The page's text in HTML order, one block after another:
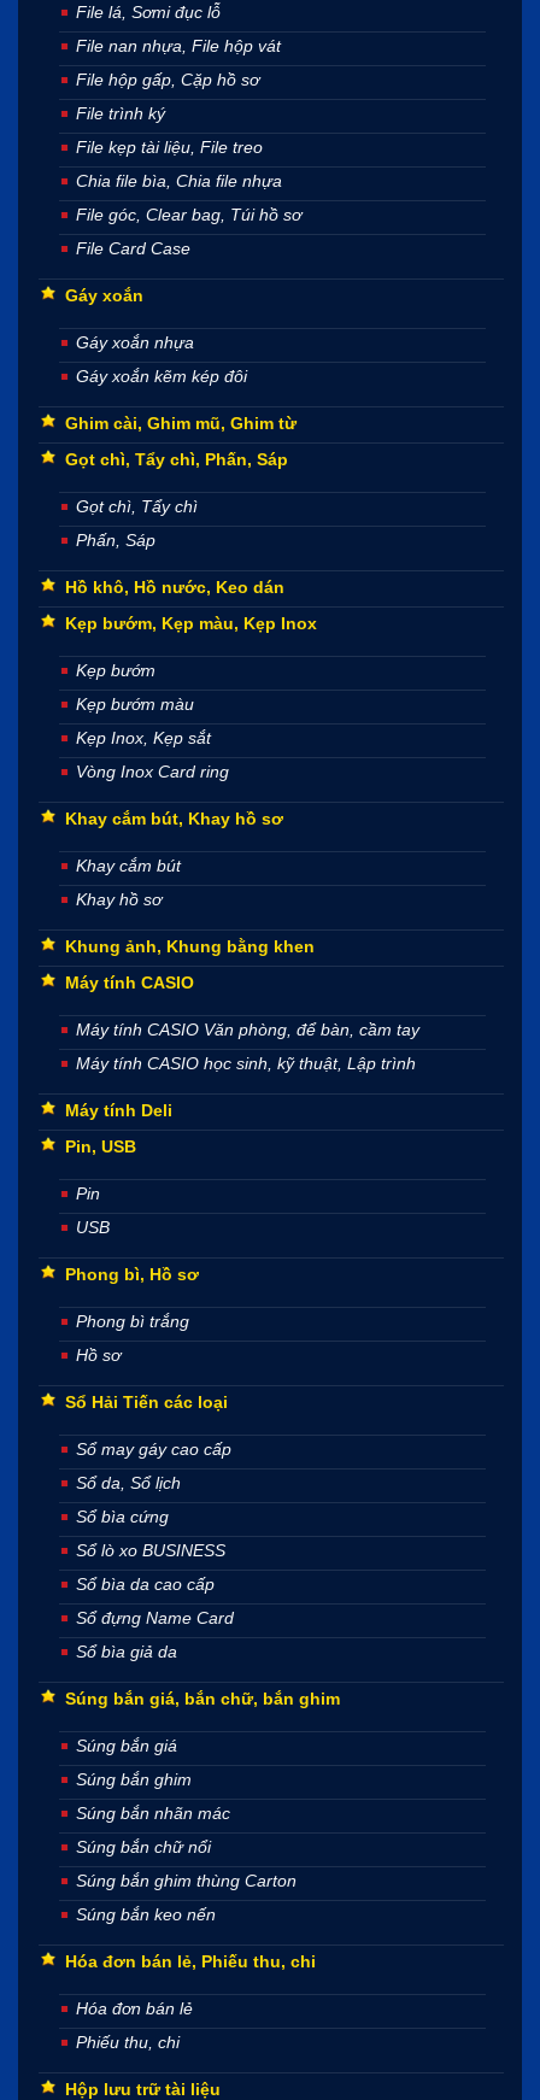
File lá, Sơmi đục lỗ
File nan nhựa, File hộp vát
File hộp gấp, Cặp hồ sơ
File trình ký
File kẹp tài liệu, File treo
Chia file bìa, Chia file nhựa
File góc, Clear bag, Túi hồ sơ
File Card Case
Gáy xoắn
Gáy xoắn nhựa
Gáy xoắn kẽm kép đôi
Ghim cài, Ghim mũ, Ghim từ
Gọt chì, Tẩy chì, Phấn, Sáp
Gọt chì, Tẩy chì
Phấn, Sáp
Hồ khô, Hồ nước, Keo dán
Kẹp bướm, Kẹp màu, Kẹp Inox
Kẹp bướm
Kẹp bướm màu
Kẹp Inox, Kẹp sắt
Vòng Inox Card ring
Khay cắm bút, Khay hồ sơ
Khay cắm bút
Khay hồ sơ
Khung ảnh, Khung bằng khen
Máy tính CASIO
Máy tính CASIO Văn phòng, để bàn, cầm tay
Máy tính CASIO học sinh, kỹ thuật, Lập trình
Máy tính Deli
Pin, USB
Pin
USB
Phong bì, Hồ sơ
Phong bì trắng
Hồ sơ
Sổ Hải Tiến các loại
Sổ may gáy cao cấp
Sổ da, Sổ lịch
Sổ bìa cứng
Sổ lò xo BUSINESS
Sổ bìa da cao cấp
Sổ đựng Name Card
Sổ bìa giả da
Súng bắn giá, bắn chữ, bắn ghim
Súng bắn giá
Súng bắn ghim
Súng bắn nhãn mác
Súng bắn chữ nổi
Súng bắn ghim thùng Carton
Súng bắn keo nến
Hóa đơn bán lẻ, Phiếu thu, chi
Hóa đơn bán lẻ
Phiếu thu, chi
Hộp lưu trữ tài liệu